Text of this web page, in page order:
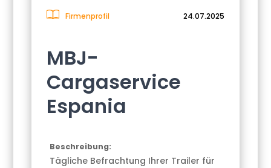
Firmenprofil 24.07.2025
MBJ-
Cargaservice
Espania
Beschreibung:
Tägliche Befrachtung Ihrer Trailer für